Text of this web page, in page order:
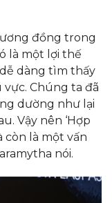
đồng trong
là một lợi thế
dàng tìm thấy
Chúng ta đã
dường như lại
Vậy nên ‘Hợp
còn là một vấn
nói.